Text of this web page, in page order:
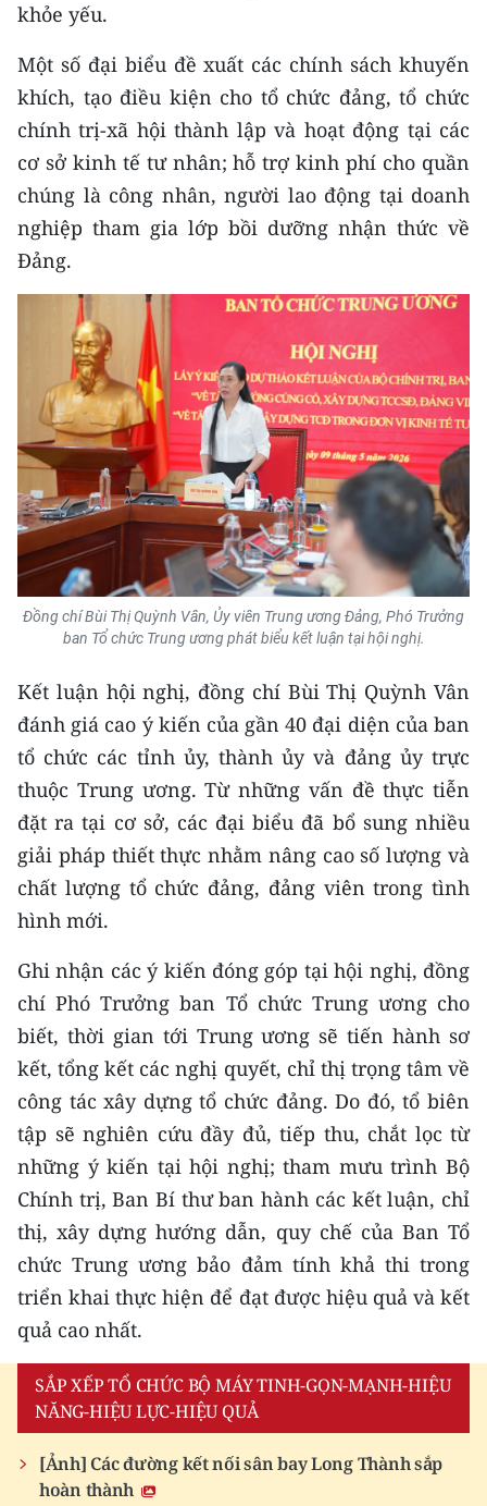
khỏe yếu.
Một số đại biểu đề xuất các chính sách khuyến
khích, tạo điều kiện cho tổ chức đảng, tổ chức
chính trị-xã hội thành lập và hoạt động tại các
cơ sở kinh tế tư nhân; hỗ trợ kinh phí cho quần
chúng là công nhân, người lao động tại doanh
nghiệp tham gia lớp bồi dưỡng nhận thức về
Đảng.
Đồng chí Bùi Thị Quỳnh Vân, Ủy viên Trung ương Đảng, Phó Trưởng
ban Tổ chức Trung ương phát biểu kết luận tại hội nghị.
Kết luận hội nghị, đồng chí Bùi Thị Quỳnh Vân
đánh giá cao ý kiến của gần 40 đại diện của ban
tổ chức các tỉnh ủy, thành ủy và đảng ủy trực
thuộc Trung ương. Từ những vấn đề thực tiễn
đặt ra tại cơ sở, các đại biểu đã bổ sung nhiều
giải pháp thiết thực nhằm nâng cao số lượng và
chất lượng tổ chức đảng, đảng viên trong tình
hình mới.
Ghi nhận các ý kiến đóng góp tại hội nghị, đồng
chí Phó Trưởng ban Tổ chức Trung ương cho
biết, thời gian tới Trung ương sẽ tiến hành sơ
kết, tổng kết các nghị quyết, chỉ thị trọng tâm về
công tác xây dựng tổ chức đảng. Do đó, tổ biên
tập sẽ nghiên cứu đầy đủ, tiếp thu, chắt lọc từ
những ý kiến tại hội nghị; tham mưu trình Bộ
Chính trị, Ban Bí thư ban hành các kết luận, chỉ
thị, xây dựng hướng dẫn, quy chế của Ban Tổ
chức Trung ương bảo đảm tính khả thi trong
triển khai thực hiện để đạt được hiệu quả và kết
quả cao nhất.
SẮP XẾP TỔ CHỨC BỘ MÁY TINH-GỌN-MẠNH-HIỆU
NĂNG-HIỆU LỰC-HIỆU QUẢ
[Ảnh] Các đường kết nối sân bay Long Thành sắp
hoàn thành